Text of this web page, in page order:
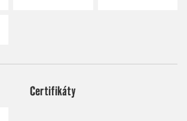
Certifikáty